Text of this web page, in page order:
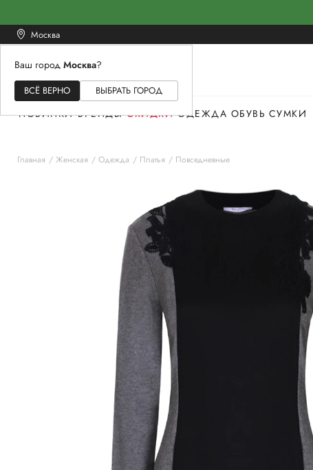
Москва
Ваш город Москва?
ВСЁ ВЕРНО ВЫБРАТЬ ГОРОД
ЖЕНСКОЕМУЖСКОЕ
НОВИНКИ БРЕНДЫ СКИДКИ ОДЕЖДА ОБУВЬ СУМКИ
Главная Женская Одежда Платья Повседневные